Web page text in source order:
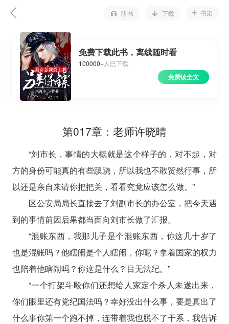
听书 下载 书架
免费下载此书，离线随时看
100000+人已下载
免费读全文
第017章：老师许晓晴
“刘市长，事情的大概就是这个样子的，对不起，对
方的身份可能真的有些蹊跷，所以我也不敢贸然行事，所
以还是亲自来请你把把关，看看究竟应该怎么做。”
区公安局局长直接去了刘副市长的办公室，把今天遇
到的事情前因后果都当面向刘市长做了汇报。
“混账东西，我那儿子是个混账东西，你这几十岁了
也是混账吗？他瞎闹是个人瞎闹，你呢？拿着国家的权力
也陪着他瞎闹吗？你这是什么？目无法纪。”
“一个打架斗殴你们还想给人家定个杀人未遂出来，
你们眼里还有党纪国法吗？幸好没出什么事，要是真出了
什么事你第一个跑不掉，连带着我也脱不了干系，我告诉